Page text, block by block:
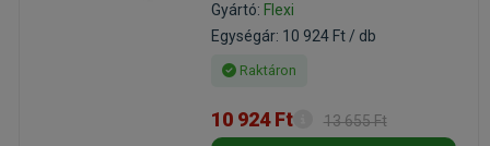
Gyártó: Flexi
Egységár: 10 924 Ft / db
Raktáron
10 924 Ft 13 655 Ft